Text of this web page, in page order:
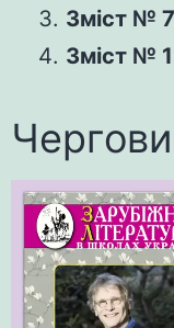
Зміст №
Зміст №